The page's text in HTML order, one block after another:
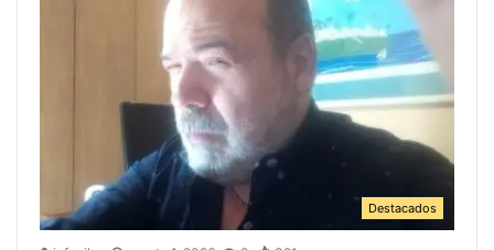
Destacados